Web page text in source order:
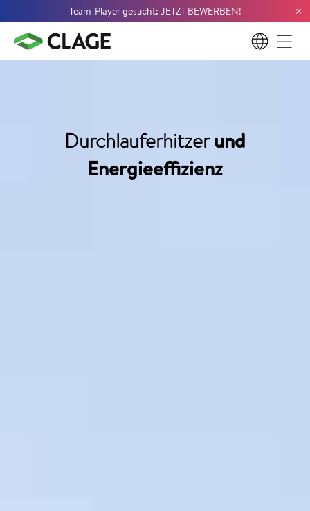
Team-Player gesucht: JETZT BEWERBEN! ×
DE
Durchlauferhitzerund
Energieeffizienz